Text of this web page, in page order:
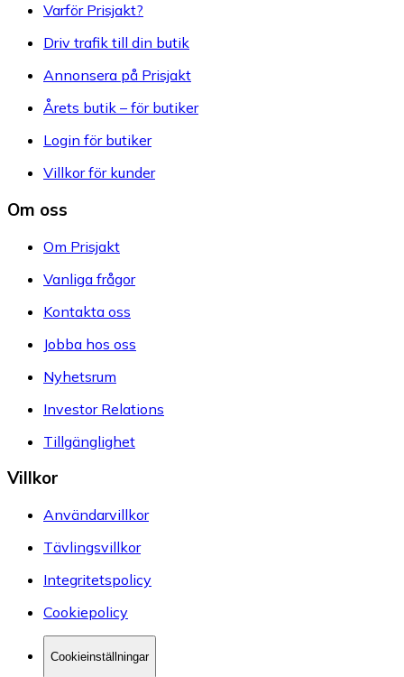
Varför Prisjakt?
Driv trafik till din butik
Annonsera på Prisjakt
Årets butik – för butiker
Login för butiker
Villkor för kunder
Om oss
Om Prisjakt
Vanliga frågor
Kontakta oss
Jobba hos oss
Nyhetsrum
Investor Relations
Tillgänglighet
Villkor
Användarvillkor
Tävlingsvillkor
Integritetspolicy
Cookiepolicy
Cookieinställningar